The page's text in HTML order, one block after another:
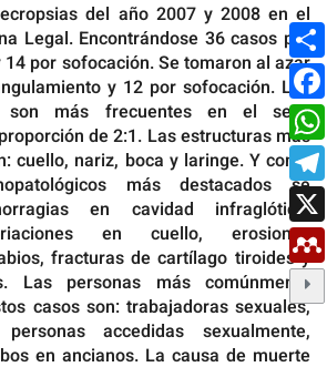
del año 2007 y 2008 en el
Legal. Encontrándose 36 casos por
por sofocación. Se tomaron al azar
y 12 por sofocación. Las
son más frecuentes en el sexo
de 2:1. Las estructuras más
cuello, nariz, boca y laringe. Y como
más destacados se
en cavidad infraglótica,
en cuello, erosiones
fracturas de cartílago tiroides y
Las personas más comúnmente
casos son: trabajadoras sexuales,
accedidas sexualmente,
en ancianos. La causa de muerte